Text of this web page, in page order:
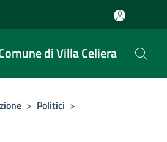
di Villa Celiera
> Politici >